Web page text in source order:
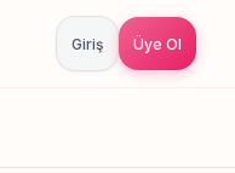
Giriş Üye Ol
sonuçlar Online randevu